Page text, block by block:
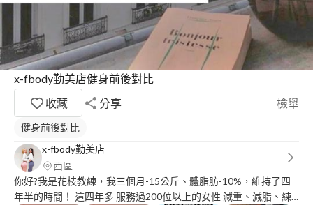
x-fbody勤美店健身前後對比
收藏
分享 檢舉
健身前後對比
x-fbody勤美店
西區
你好?我是花枝教練，我三個月-15公斤、體脂肪-10%，維持了四
年半的時間！ 這四年多 服務過200位以上的女性 減重、減脂、練